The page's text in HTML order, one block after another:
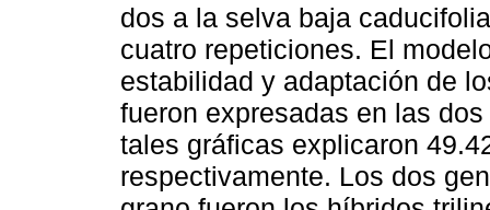
dos a la selva baja
cuatro repeticiones. El
estabilidad y adaptación de
fueron expresadas en las
tales gráficas explicaron
respectivamente. Los dos